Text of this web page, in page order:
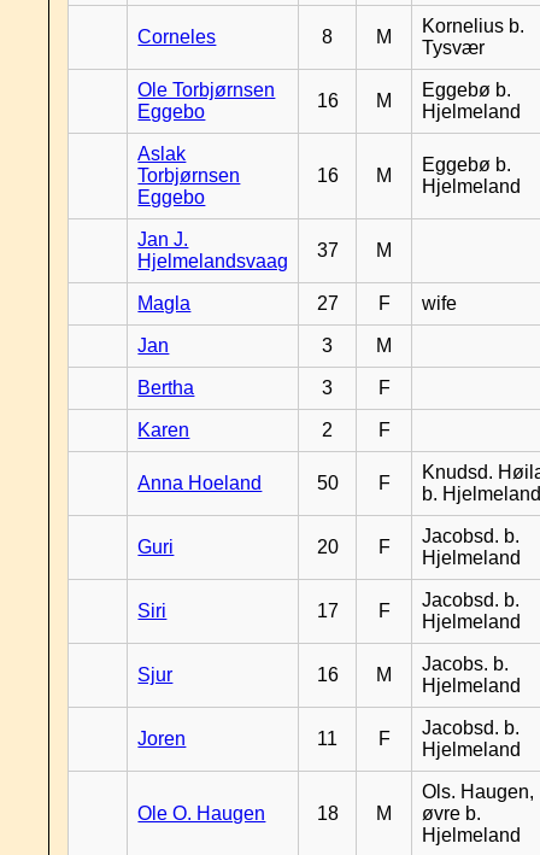
Corneles 8 M
Kornelius b.
Tysvær
Ole Torbjørnsen
Eggebo
16 M
Eggebø b.
Hjelmeland
Aslak
Torbjørnsen
Eggebo
16 M
Eggebø b.
Hjelmeland
Jan J.
Hjelmelandsvaag
37 M
Magla 27 F wife
Jan 3 M
Bertha 3 F
Karen 2 F
Anna Hoeland 50 F
Knudsd.
b.
Guri 20 F
Jacobsd. b.
Hjelmeland
Siri 17 F
Jacobsd. b.
Hjelmeland
Sjur 16 M
Jacobs. b.
Hjelmeland
Joren 11 F
Jacobsd. b.
Hjelmeland
Ole O. Haugen 18 M
Ols. Haugen,
øvre b.
Hjelmeland